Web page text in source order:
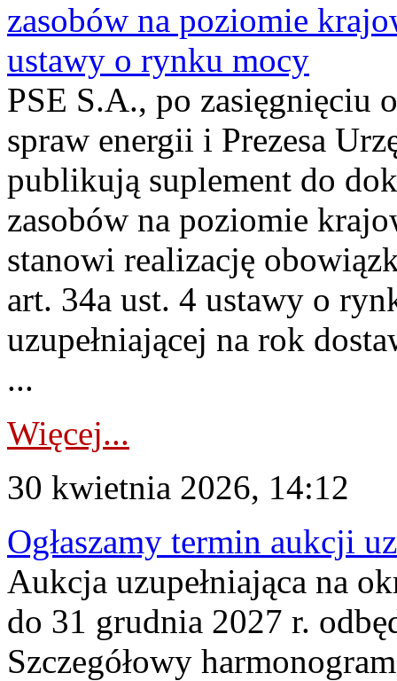
zasobów na poziomie
ustawy o rynku mocy
PSE S.A., po zasięgnięciu
spraw energii i Prezesa
publikują suplement do
zasobów na poziomie
stanowi realizację
art. 34a ust. 4 ustawy o
uzupełniającej na rok
...
Więcej...
30 kwietnia 2026, 14:12
Ogłaszamy termin aukcji
Aukcja uzupełniająca na
do 31 grudnia 2027 r.
Szczegółowy